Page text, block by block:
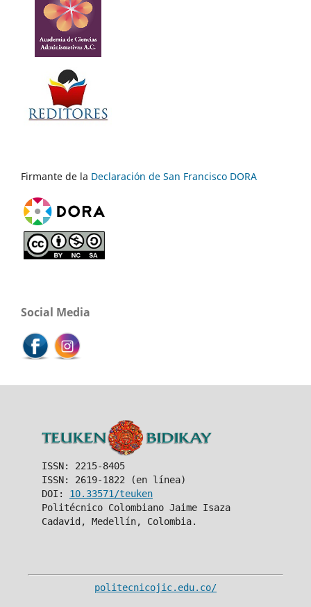
Firmante de la Declaración de San Francisco DORA
Social Media
ISSN: 2215-8405
ISSN: 2619-1822 (en línea)
DOI: 10.33571/teuken
Politécnico Colombiano Jaime Isaza
Cadavid, Medellín, Colombia.
politecnicojic.edu.co/